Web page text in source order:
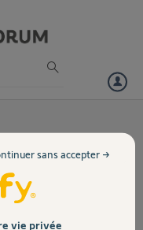
?
facon aléatoire...Je
ou l'écran Trois
la platine, ou l'écran,.
vie privée
sans accepter →